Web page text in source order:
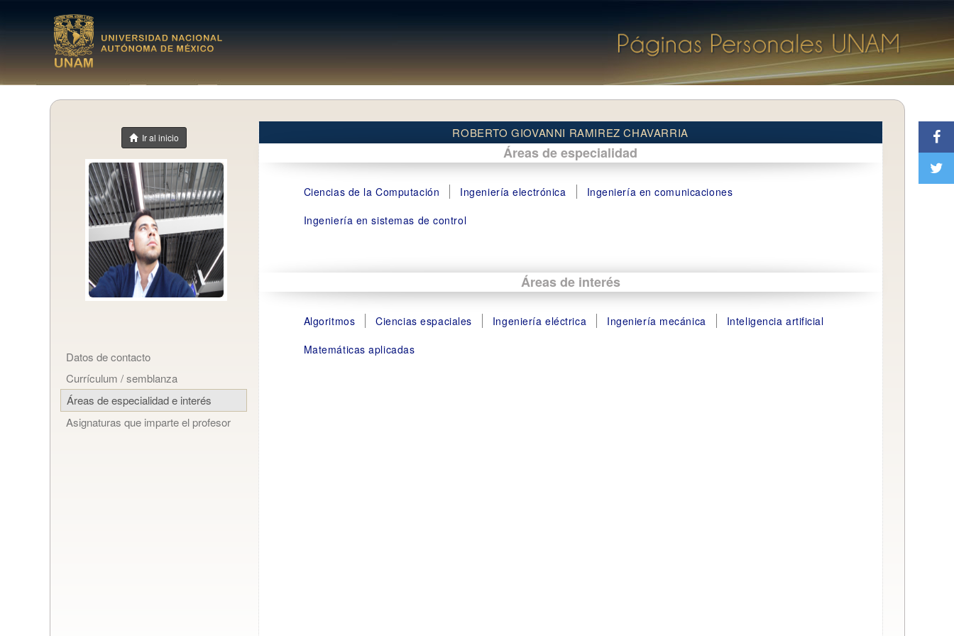
Ir al inicio
Datos de contacto
Currículum / semblanza
Áreas de especialidad e interés
Asignaturas que imparte el profesor
ROBERTO GIOVANNI RAMIREZ CHAVARRIA
Áreas de especialidad
Ciencias de la Computación Ingeniería electrónica
Ingeniería en comunicaciones
Ingeniería en sistemas de control
Áreas de interés
Algoritmos Ciencias espaciales Ingeniería eléctrica Ingeniería mecánica
Inteligencia artificial
Matemáticas aplicadas